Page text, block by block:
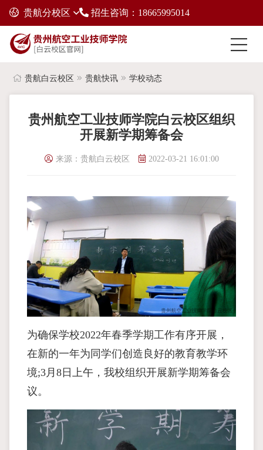
贵航分校区 招生咨询：18665995014
贵航白云校区 贵航快讯 学校动态
贵州航空工业技师学院白云校区组织
开展新学期筹备会
来源：贵航白云校区 2022-03-21 16:01:00
为确保学校2022年春季学期工作有序开展，
在新的一年为同学们创造良好的教育教学环
境;3月8日上午，我校组织开展新学期筹备会
议。